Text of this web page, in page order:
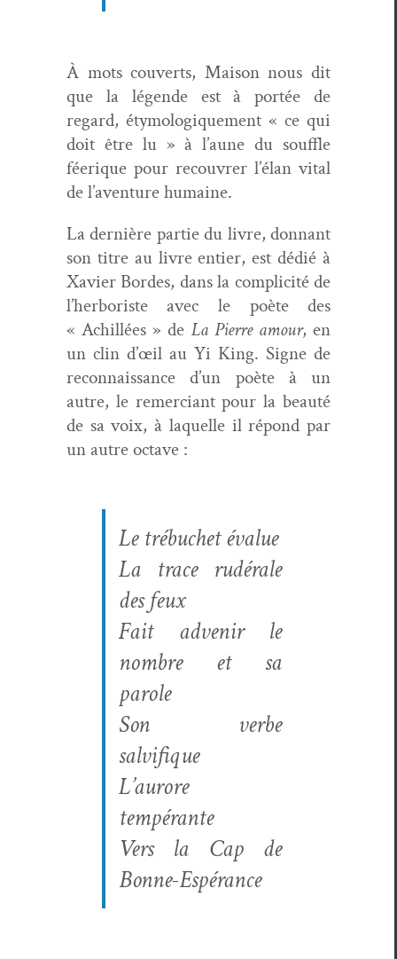
À mots cou­verts, Mai­son nous dit
que la légende est à portée de
regard, éty­mologique­ment « ce qui
doit être lu » à l’aune du souf­fle
féerique pour recou­vr­er l’élan vital
de l’aven­ture humaine.
La dernière par­tie du livre, don­nant
son titre au livre entier, est dédié à
Xavier Bor­des, dans la com­plic­ité de
l’her­boriste avec le poète des
« Achillées » de La Pierre amour, en
un clin d’œil au Yi King. Signe de
recon­nais­sance d’un poète à un
autre, le remer­ciant pour la beauté
de sa voix, à laque­lle il répond par
un autre octave :
Le trébuchet évalue
La trace rudérale
des feux
Fait advenir le
nom­bre et sa
parole
Son verbe
salvifique
L’au­rore
tempérante
Vers la Cap de
Bonne-Espérance